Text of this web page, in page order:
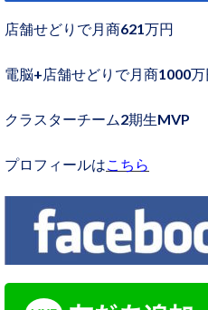
店舗せどりで月商621万円
電脳+店舗せどりで月商1000万
クラスターチーム2期生MVP
プロフィールは こちら